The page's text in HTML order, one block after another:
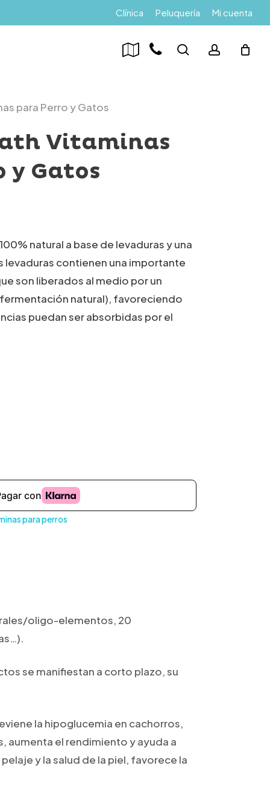
Clínica Peluquería Mi cuenta
search account
para Perro y Gatos
Vitaminas
y Gatos
natural a base de levaduras y una
levaduras contienen una importante
son liberados al medio por un
natural), favoreciendo
puedan ser absorbidas por el
para perros
oligo-elementos, 20
se manifiestan a corto plazo, su
la hipoglucemia en cachorros,
aumenta el rendimiento y ayuda a
y la salud de la piel, favorece la
Menu